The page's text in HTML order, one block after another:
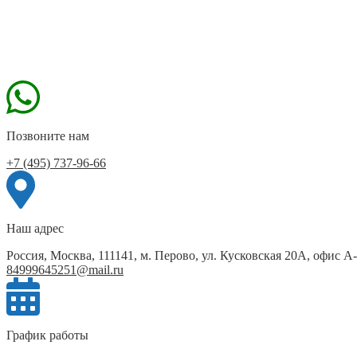
Позвоните нам
+7 (495) 737-96-66
Наш адрес
Россия, Москва, 111141, м. Перово, ул. Кусковская 20А, офис
84999645251@mail.ru
График работы